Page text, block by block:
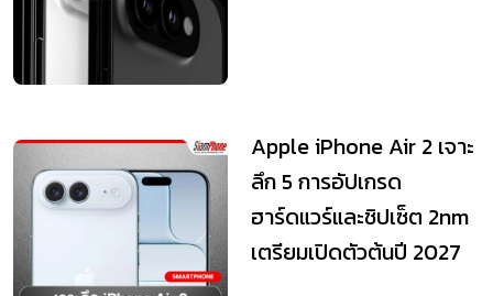
Apple iPhone Air 2 เจาะ
ลึก 5 การอัปเกรด
ฮาร์ดแวร์และชิปเซ็ต 2nm
เตรียมเปิดตัวต้นปี 2027